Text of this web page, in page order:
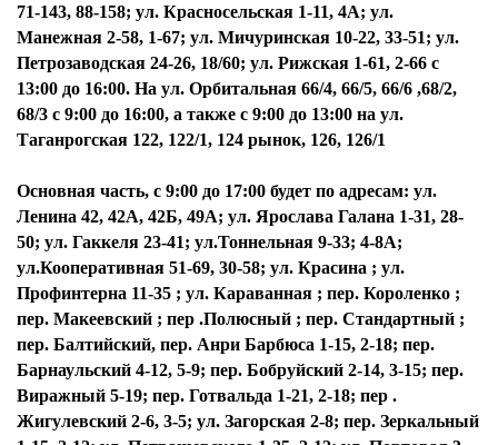
71-143, 88-158; ул. Красносельская 1-11, 4А; ул.
Манежная 2-58, 1-67; ул. Мичуринская 10-22, 33-51; ул.
Петрозаводская 24-26, 18/60; ул. Рижская 1-61, 2-66 с
13:00 до 16:00. На ул. Орбитальная 66/4, 66/5, 66/6 ,68/2,
68/3 с 9:00 до 16:00, а также с 9:00 до 13:00 на ул.
Таганрогская 122, 122/1, 124 рынок, 126, 126/1
Основная часть, с 9:00 до 17:00 будет по адресам: ул.
Ленина 42, 42А, 42Б, 49А; ул. Ярослава Галана 1-31, 28-
50; ул. Гаккеля 23-41; ул.Тоннельная 9-33; 4-8А;
ул.Кооперативная 51-69, 30-58; ул. Красина ; ул.
Профинтерна 11-35 ; ул. Караванная ; пер. Короленко ;
пер. Макеевский ; пер .Полюсный ; пер. Стандартный ;
пер. Балтийский, пер. Анри Барбюса 1-15, 2-18; пер.
Барнаульский 4-12, 5-9; пер. Бобруйский 2-14, 3-15; пер.
Виражный 5-19; пер. Готвальда 1-21, 2-18; пер .
Жигулевский 2-6, 3-5; ул. Загорская 2-8; пер. Зеркальный